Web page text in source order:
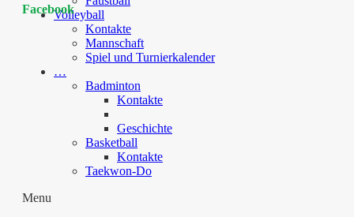
Volleyball
Kontakte
Mannschaft
Spiel und Turnierkalender
…
Badminton
Kontakte
Geschichte
Basketball
Kontakte
Taekwon-Do
Menu
Facebook